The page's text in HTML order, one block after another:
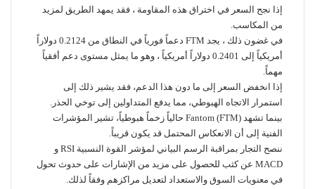
إذا نجح السعر في اختراق هذه المقاومة ، فقد يمهد الطريق لمزيد
من المكاسب.
في غضون ذلك ، يجد FTM دعماً فورياً في النطاق من 0.2124 دولاراً
أمريكياً إلى 0.2401 دولاراً أمريكياً ، وهو ما يمثل مستوى دعم أفقياً
مهماً.
إذا انخفض السعر إلى ما دون هذا الدعم، فقد يشير ذلك إلى
استمرار الاتجاه الهبوطي، مما يدفع المتداولين إلى توخي الحذر.
بينما تشهد Fantom (FTM) حالياً زخماً هبوطياً، تشير المؤشرات
الفنية إلى أن الانعكاس المحتمل قد يكون قريباً.
ننصح التجار بمراقبة الرسم البياني لمؤشر القوة النسبية RSI و
MACD عن كثب للحصول على مزيد من الإشارات على حدوث تحول
في معنويات السوق والاستعداد لتعديل مراكزهم وفقاً لذلك.